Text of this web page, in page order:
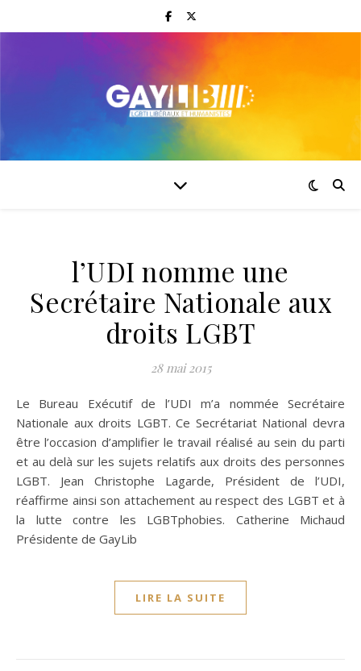
l’UDI nomme une
Secrétaire Nationale aux
droits LGBT
28 mai 2015
Le Bureau Exécutif de l’UDI m’a nommée Secrétaire
Nationale aux droits LGBT. Ce Secrétariat National devra
être l’occasion d’amplifier le travail réalisé au sein du parti
et au delà sur les sujets relatifs aux droits des personnes
LGBT. Jean Christophe Lagarde, Président de l’UDI,
réaffirme ainsi son attachement au respect des LGBT et à
la lutte contre les LGBTphobies. Catherine Michaud
Présidente de GayLib
LIRE LA SUITE